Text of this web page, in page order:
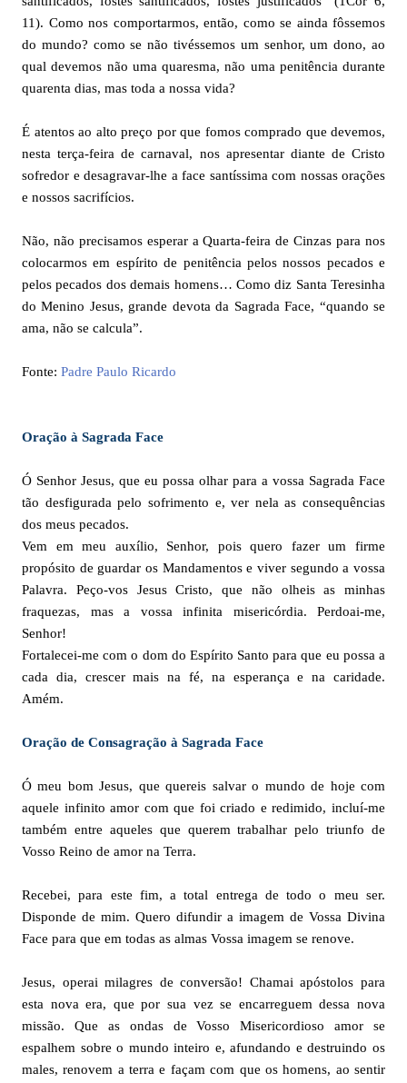
11). Como nos comportarmos, então, como se ainda fôssemos
do mundo? como se não tivéssemos um senhor, um dono, ao
qual devemos não uma quaresma, não uma penitência durante
quarenta dias, mas toda a nossa vida?
É atentos ao alto preço por que fomos comprado que devemos,
nesta terça-feira de carnaval, nos apresentar diante de Cristo
sofredor e desagravar-lhe a face santíssima com nossas orações
e nossos sacrifícios.
Não, não precisamos esperar a Quarta-feira de Cinzas para nos
colocarmos em espírito de penitência pelos nossos pecados e
pelos pecados dos demais homens… Como diz Santa Teresinha
do Menino Jesus, grande devota da Sagrada Face, “quando se
ama, não se calcula”.
Fonte: Padre Paulo Ricardo
Oração à Sagrada Face
Ó Senhor Jesus, que eu possa olhar para a vossa Sagrada Face
tão desfigurada pelo sofrimento e, ver nela as consequências
dos meus pecados.
Vem em meu auxílio, Senhor, pois quero fazer um firme
propósito de guardar os Mandamentos e viver segundo a vossa
Palavra. Peço-vos Jesus Cristo, que não olheis as minhas
fraquezas, mas a vossa infinita misericórdia. Perdoai-me,
Senhor!
Fortalecei-me com o dom do Espírito Santo para que eu possa a
cada dia, crescer mais na fé, na esperança e na caridade.
Amém.
Oração de Consagração à Sagrada Face
Ó meu bom Jesus, que quereis salvar o mundo de hoje com
aquele infinito amor com que foi criado e redimido, incluí-me
também entre aqueles que querem trabalhar pelo triunfo de
Vosso Reino de amor na Terra.
Recebei, para este fim, a total entrega de todo o meu ser.
Disponde de mim. Quero difundir a imagem de Vossa Divina
Face para que em todas as almas Vossa imagem se renove.
Jesus, operai milagres de conversão! Chamai apóstolos para
esta nova era, que por sua vez se encarreguem dessa nova
missão. Que as ondas de Vosso Misericordioso amor se
espalhem sobre o mundo inteiro e, afundando e destruindo os
males, renovem a terra e façam com que os homens, ao sentir